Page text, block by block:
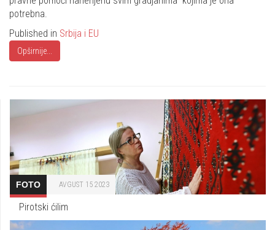
potrebna.
Published in Srbija i EU
Opširnije...
FOTO AVGUST 15 2023
Pirotski ćilim